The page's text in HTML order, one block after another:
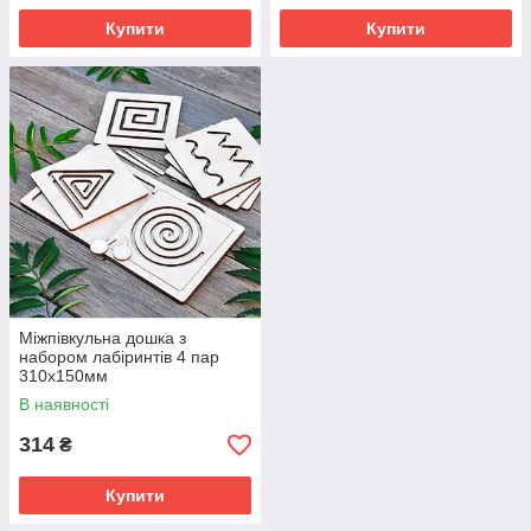
Купити Купити
Міжпівкульна дошка з
набором лабіринтів 4 пар
310х150мм
В наявності
314 ₴
Купити